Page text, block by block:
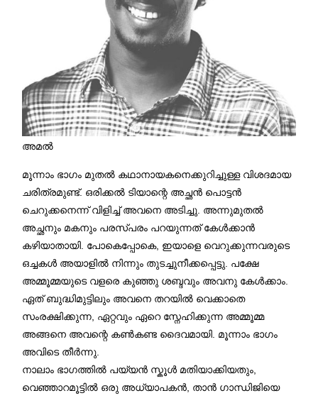
അമൽ
മൂന്നാം ഭാഗം മുതൽ കഥാനായകനെക്കുറിച്ചുള്ള വിശദമായ
ചരിത്രമുണ്ട്. ഒരിക്കൽ ടിയാന്റെ അച്ഛൻ പൊട്ടൻ
ചെറുക്കനെന്ന് വിളിച്ച് അവനെ അടിച്ചു. അന്നുമുതൽ
അച്ഛനും മകനും പരസ്പരം പറയുന്നത് കേൾക്കാൻ
കഴിയാതായി. പോകെപ്പോകെ, ഇയാളെ വെറുക്കുന്നവരുടെ
ഒച്ചകൾ അയാളിൽ നിന്നും തുടച്ചുനീക്കപ്പെട്ടു. പക്ഷേ
അമ്മൂമ്മയുടെ വളരെ കുഞ്ഞു ശബ്ദവും അവനു കേൾക്കാം.
ഏത് ബുദ്ധിമുട്ടിലും അവനെ തറയിൽ വെക്കാതെ
സംരക്ഷിക്കുന്ന, ഏറ്റവും ഏറെ സ്നേഹിക്കുന്ന അമ്മൂമ്മ
അങ്ങനെ അവന്റെ കൺകണ്ട ദൈവമായി. മൂന്നാം ഭാഗം
അവിടെ തീർന്നു.
നാലാം ഭാഗത്തിൽ പയ്യൻ സ്കൂൾ മതിയാക്കിയതും,
വെഞ്ഞാറമൂട്ടിൽ ഒരു അധ്യാപകൻ, താൻ ഗാന്ധിജിയെ